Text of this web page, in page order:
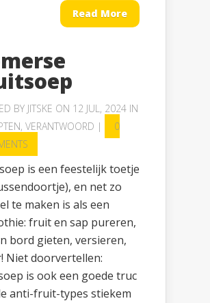
Read More
BY JITSKE ON 12 JUL, 2024 IN
, VERANTWOORD |
0
is een feestelijk toetje
en net zo
te maken is als een
fruit en sap pureren,
bord gieten, versieren,
Niet doorvertellen:
is ook een goede truc
anti-fruit-types stiekem